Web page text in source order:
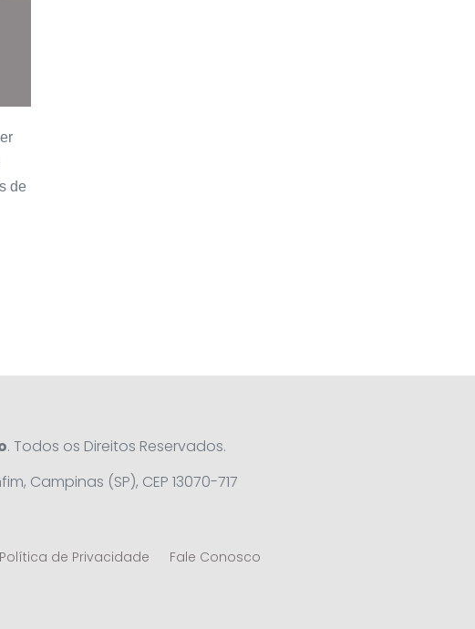
de
. Todos os Direitos Reservados.
Campinas (SP), CEP 13070-717
Política de Privacidade Fale Conosco